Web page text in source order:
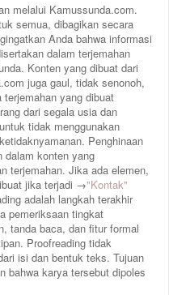
melalui Kamussunda.com.
semua, dibagikan secara
Anda bahwa informasi
dalam terjemahan
Konten yang dibuat dari
juga gaul, tidak senonoh,
yang dibuat
dari segala usia dan
tidak menggunakan
Penghinaan
dalam konten yang
terjemahan. Jika ada elemen,
jika terjadi →"Kontak"
adalah langkah terakhir
pemeriksaan tingkat
tanda baca, dan fitur formal
Proofreading tidak
isi dan bentuk teks. Tujuan
bahwa karya tersebut dipoles